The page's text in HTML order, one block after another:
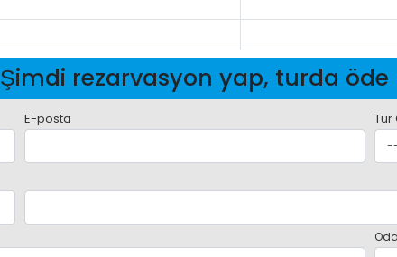
Şimdi rezarvasyon yap, turda öde
E-posta Tur